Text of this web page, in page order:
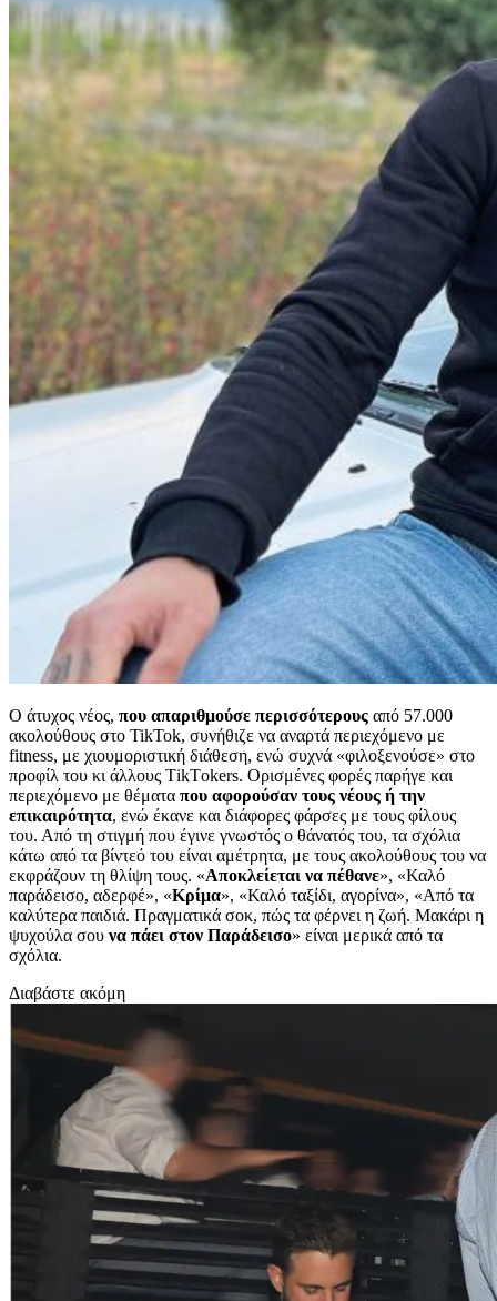
Ο άτυχος νέος, που απαριθμούσε περισσότερους από 57.000
ακολούθους στο TikTok, συνήθιζε να αναρτά περιεχόμενο με
fitness, με χιουμοριστική διάθεση, ενώ συχνά «φιλοξενούσε» στο
προφίλ του κι άλλους ΤikΤokers. Ορισμένες φορές παρήγε και
περιεχόμενο με θέματα που αφορούσαν τους νέους ή την
επικαιρότητα, ενώ έκανε και διάφορες φάρσες με τους φίλους
του. Από τη στιγμή που έγινε γνωστός ο θάνατός του, τα σχόλια
κάτω από τα βίντεό του είναι αμέτρητα, με τους ακολούθους του να
εκφράζουν τη θλίψη τους. «Αποκλείεται να πέθανε», «Καλό
παράδεισο, αδερφέ», «Κρίμα», «Καλό ταξίδι, αγορίνα», «Από τα
καλύτερα παιδιά. Πραγματικά σοκ, πώς τα φέρνει η ζωή. Μακάρι η
ψυχούλα σου να πάει στον Παράδεισο» είναι μερικά από τα
σχόλια.
Διαβάστε ακόμη